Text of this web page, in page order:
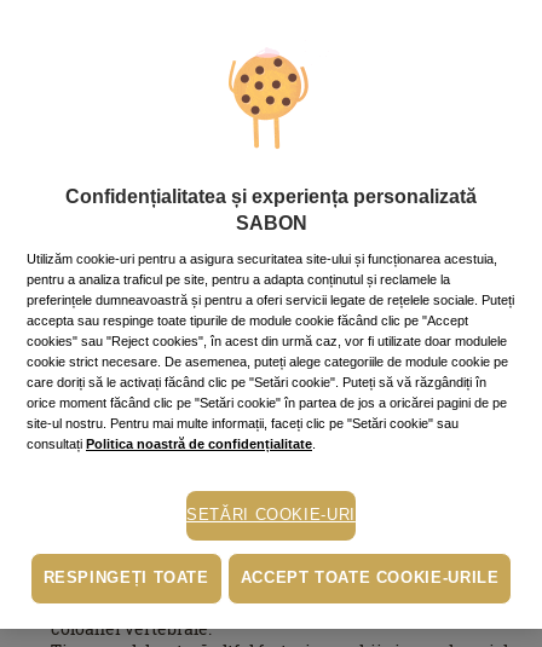
cinci minute: mergi să bei apă, privește pe geam, sună o
prietenă, orice activitate implică fie și câțiva pași prin casă.
Pentru a relaxa muşchii spatelui, poți face câteva exerciţii
precum înclinări în faţă, spate, stânga, dreapta.
Alege un scaun de birou potrivit!
Este deosebit de important și scaunul pe care ne petrecem
multe ore pe zi, de aceea alege unul special, care să ofere
susținere în zona sacrală. De preferat este un scaun reglabil,
așa încât să-l potrivești în funcție de înălțimea ta.
Hernia de disc și spondiloza, afecțiuni care dau dureri extrem
de mari au devenit tot mai întâlnite la persoane tinere, iar
incidența crescută este cauzată de lucrul prelungit la birou, de
poziție incorectă.
Principalele sfaturi pentru o poziție corectă la birou:
Du posteriorul cât mai în spate în scaun, cu zona sacrală
practic lipită de spătar, pentru a menține poziția naturală a
coloanei vertebrale.
Confidențialitatea și experiența personalizată
SABON
Utilizăm cookie-uri pentru a asigura securitatea site-ului și funcționarea acestuia,
pentru a analiza traficul pe site, pentru a adapta conținutul și reclamele la
preferințele dumneavoastră și pentru a oferi servicii legate de rețelele sociale. Puteți
accepta sau respinge toate tipurile de module cookie făcând clic pe "Accept
cookies" sau "Reject cookies", în acest din urmă caz, vor fi utilizate doar modulele
cookie strict necesare. De asemenea, puteți alege categoriile de module cookie pe
care doriți să le activați făcând clic pe "Setări cookie". Puteți să vă răzgândiți în
orice moment făcând clic pe "Setări cookie" în partea de jos a oricărei pagini de pe
site-ul nostru. Pentru mai multe informații, faceți clic pe "Setări cookie" sau
consultați Politica noastră de confidențialitate
SETĂRI COOKIE-URI
RESPINGEȚI TOATE ACCEPT TOATE COOKIE-URILE